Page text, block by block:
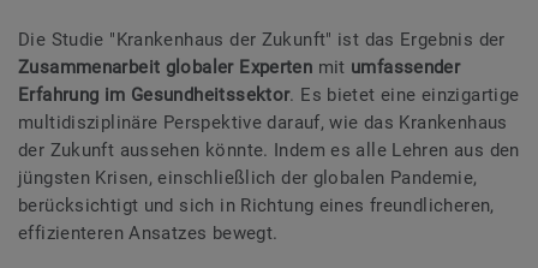
Die Studie "Krankenhaus der Zukunft" ist das Ergebnis der
Zusammenarbeit globaler Experten mit umfassender
Erfahrung im Gesundheitssektor. Es bietet eine einzigartige
multidisziplinäre Perspektive darauf, wie das Krankenhaus
der Zukunft aussehen könnte. Indem es alle Lehren aus den
jüngsten Krisen, einschließlich der globalen Pandemie,
berücksichtigt und sich in Richtung eines freundlicheren,
effizienteren Ansatzes bewegt.